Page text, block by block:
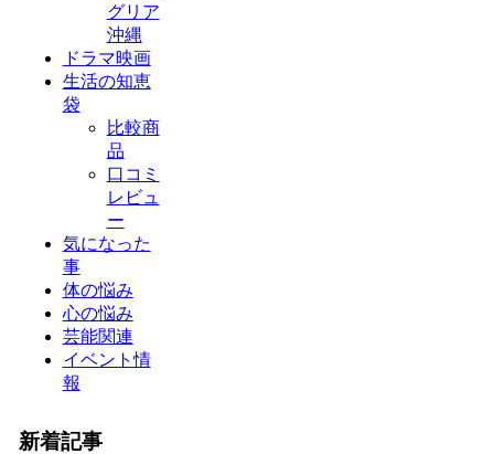
グリア
沖縄
ドラマ映画
生活の知恵
袋
比較商
品
口コミ
レビュ
ー
気になった
事
体の悩み
心の悩み
芸能関連
イベント情
報
新着記事